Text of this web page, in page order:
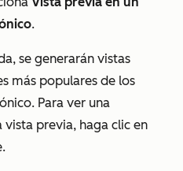
.
se generarán vistas
más populares de los
Para ver una
previa, haga clic en